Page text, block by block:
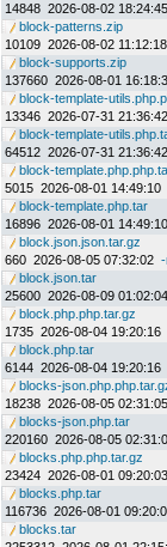
14848 2026-08-02 18:24:45
block-patterns.zip
10109 2026-08-02 11:12:18
block-supports.zip
137660 2026-08-01
block-template-
13346 2026-07-31 21:36:42
block-template-
64512 2026-07-31 21:36:42
block-
5015 2026-08-01 14:49:10
block-template.php.tar
16896 2026-08-01 14:49:10
block.json.json.tar.gz
660 2026-08-05 07:32:02
block.json.tar
25600 2026-08-09 01:02:04
block.php.php.tar.gz
1735 2026-08-04 19:20:16
block.php.tar
6144 2026-08-04 19:20:16
blocks-
18238 2026-08-05 02:31:05
blocks-json.php.tar
220160 2026-08-05
blocks.php.php.tar.gz
23424 2026-08-01 09:20:03
blocks.php.tar
116736 2026-08-01
blocks.tar